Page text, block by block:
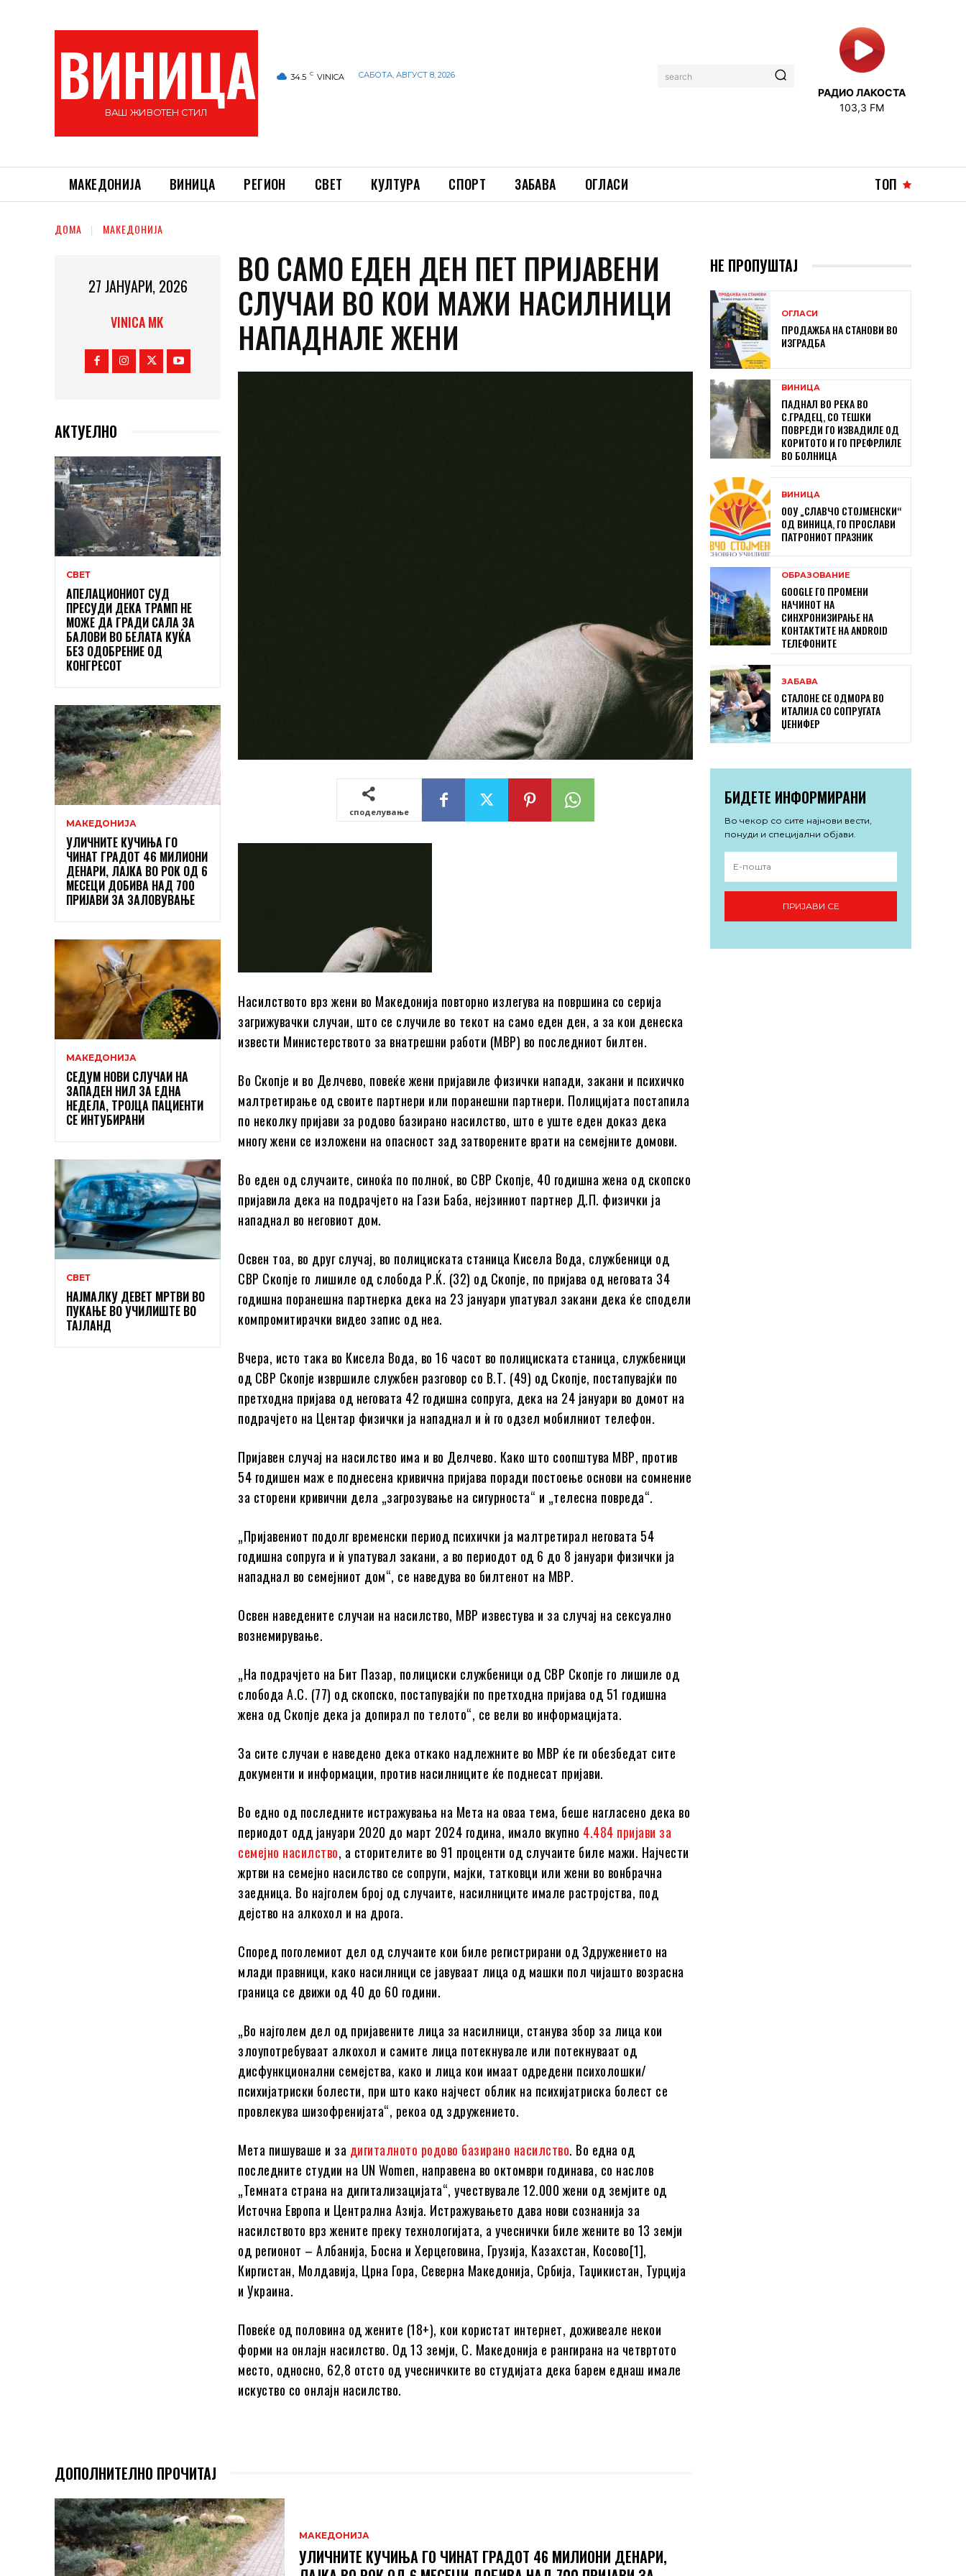
ВИНИЦА
ВАШ ЖИВОТЕН СТИЛ
34.5 C VINICA САБОТА, АВГУСТ 8, 2026 search
РАДИО ЛАКОСТА
103,3 FM
МАКЕДОНИЈА ВИНИЦА РЕГИОН СВЕТ КУЛТУРА СПОРТ ЗАБАВА ОГЛАСИ ТОП
ДОМА МАКЕДОНИЈА
27 ЈАНУАРИ, 2026
VINICA MK
АКТУЕЛНО
СВЕТ
АПЕЛАЦИОНИОТ СУД
ПРЕСУДИ ДЕКА ТРАМП НЕ
МОЖЕ ДА ГРАДИ САЛА ЗА
БАЛОВИ ВО БЕЛАТА КУЌА
БЕЗ ОДОБРЕНИЕ ОД
КОНГРЕСОТ
МАКЕДОНИЈА
УЛИЧНИТЕ КУЧИЊА ГО
ЧИНАТ ГРАДОТ 46 МИЛИОНИ
ДЕНАРИ, ЛАЈКА ВО РОК ОД 6
МЕСЕЦИ ДОБИВА НАД 700
ПРИЈАВИ ЗА ЗАЛОВУВАЊЕ
МАКЕДОНИЈА
СЕДУМ НОВИ СЛУЧАИ НА
ЗАПАДЕН НИЛ ЗА ЕДНА
НЕДЕЛА, ТРОЈЦА ПАЦИЕНТИ
СЕ ИНТУБИРАНИ
СВЕТ
НАЈМАЛКУ ДЕВЕТ МРТВИ ВО
ПУКАЊЕ ВО УЧИЛИШТЕ ВО
ТАЈЛАНД
ВО САМО ЕДЕН ДЕН ПЕТ ПРИЈАВЕНИ
СЛУЧАИ ВО КОИ МАЖИ НАСИЛНИЦИ
НАПАДНАЛЕ ЖЕНИ
споделување
Насилството врз жени во Македонија повторно излегува на површина со серија
загрижувачки случаи, што се случиле во текот на само еден ден, а за кои денеска
извести Министерството за внатрешни работи (МВР) во последниот билтен.
Во Скопје и во Делчево, повеќе жени пријавиле физички напади, закани и психичко
малтретирање од своите партнери или поранешни партнери. Полицијата постапила
по неколку пријави за родово базирано насилство, што е уште еден доказ дека
многу жени се изложени на опасност зад затворените врати на семејните домови.
Во еден од случаите, синоќа по полноќ, во СВР Скопје, 40 годишна жена од скопско
пријавила дека на подрачјето на Гази Баба, нејзиниот партнер Д.П. физички ја
нападнал во неговиот дом.
Освен тоа, во друг случај, во полициската станица Кисела Вода, службеници од
СВР Скопје го лишиле од слобода Р.Ќ. (32) од Скопје, по пријава од неговата 34
годишна поранешна партнерка дека на 23 јануари упатувал закани дека ќе сподели
компромитирачки видео запис од неа.
Вчера, исто така во Кисела Вода, во 16 часот во полициската станица, службеници
од СВР Скопје извршиле службен разговор со В.Т. (49) од Скопје, постапувајќи по
претходна пријава од неговата 42 годишна сопруга, дека на 24 јануари во домот на
подрачјето на Центар физички ја нападнал и ѝ го одзел мобилниот телефон.
Пријавен случај на насилство има и во Делчево. Како што соопштува МВР, против
54 годишен маж е поднесена кривична пријава поради постоење основи на сомнение
за сторени кривични дела „загрозување на сигурноста“ и „телесна повреда“.
„Пријавениот подолг временски период психички ја малтретирал неговата 54
годишна сопруга и ѝ упатувал закани, а во периодот од 6 до 8 јануари физички ја
нападнал во семејниот дом“, се наведува во билтенот на МВР.
Освен наведените случаи на насилство, МВР известува и за случај на сексуално
вознемирување.
„На подрачјето на Бит Пазар, полициски службеници од СВР Скопје го лишиле од
слобода А.С. (77) од скопско, постапувајќи по претходна пријава од 51 годишна
жена од Скопје дека ја допирал по телото“, се вели во информацијата.
За сите случаи е наведено дека откако надлежните во МВР ќе ги обезбедат сите
документи и информации, против насилниците ќе поднесат пријави.
Во едно од последните истражувања на Мета на оваа тема, беше нагласено дека во
периодот одд јануари 2020 до март 2024 година, имало вкупно 4.484 пријави за
семејно насилство, а сторителите во 91 проценти од случаите биле мажи. Најчести
жртви на семејно насилство се сопруги, мајки, татковци или жени во вонбрачна
заедница. Во најголем број од случаите, насилниците имале растројства, под
дејство на алкохол и на дрога.
Според поголемиот дел од случаите кои биле регистрирани од Здружението на
млади правници, како насилници се јавуваат лица од машки пол чијашто возрасна
граница се движи од 40 до 60 години.
„Во најголем дел од пријавените лица за насилници, станува збор за лица кои
злоупотребуваат алкохол и самите лица потекнувале или потекнуваат од
дисфункционални семејства, како и лица кои имаат одредени психолошки/
психијатриски болести, при што како најчест облик на психијатриска болест се
провлекува шизофренијата“, рекоа од здружението.
Мета пишуваше и за дигиталното родово базирано насилство. Во една од
последните студии на UN Women, направена во октомври годинава, со наслов
„Темната страна на дигитализацијата“, учествувале 12.000 жени од земјите од
Источна Европа и Централна Азија. Истражувањето дава нови сознанија за
насилството врз жените преку технологијата, а учеснички биле жените во 13 земји
од регионот – Албанија, Босна и Херцеговина, Грузија, Казахстан, Косово[1],
Киргистан, Молдавија, Црна Гора, Северна Македонија, Србија, Таџикистан, Турција
и Украина.
Повеќе од половина од жените (18+), кои користат интернет, доживеале некои
форми на онлајн насилство. Од 13 земји, С. Македонија е рангирана на четвртото
место, односно, 62,8 отсто од учесничките во студијата дека барем еднаш имале
искуство со онлајн насилство.
ДОПОЛНИТЕЛНО ПРОЧИТАЈ
МАКЕДОНИЈА
УЛИЧНИТЕ КУЧИЊА ГО ЧИНАТ ГРАДОТ 46 МИЛИОНИ ДЕНАРИ,
НЕ ПРОПУШТАЈ
ОГЛАСИ
ПРОДАЖБА НА СТАНОВИ ВО
ИЗГРАДБА
ВИНИЦА
ПАДНАЛ ВО РЕКА ВО
С.ГРАДЕЦ, СО ТЕШКИ
ПОВРЕДИ ГО ИЗВАДИЛЕ ОД
КОРИТОТО И ГО ПРЕФРЛИЛЕ
ВО БОЛНИЦА
ВИНИЦА
ООУ „СЛАВЧО СТОЈМЕНСКИ“
ОД ВИНИЦА, ГО ПРОСЛАВИ
ПАТРОНИОТ ПРАЗНИК
ОБРАЗОВАНИЕ
GOOGLE ГО ПРОМЕНИ
НАЧИНОТ НА
СИНХРОНИЗИРАЊЕ НА
КОНТАКТИТЕ НА ANDROID
ТЕЛЕФОНИТЕ
ЗАБАВА
СТАЛОНЕ СЕ ОДМОРА ВО
ИТАЛИЈА СО СОПРУГАТА
ЏЕНИФЕР
БИДЕТЕ ИНФОРМИРАНИ
Во чекор со сите најнови вести,
понуди и специјални објави.
ПРИЈАВИ СЕ